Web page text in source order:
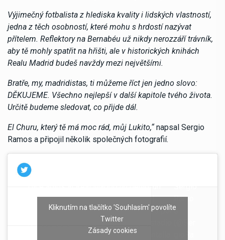
Výjimečný fotbalista z hlediska kvality i lidských vlastností,
jedna z těch osobností, které mohu s hrdostí nazývat
přítelem. Reflektory na Bernabéu už nikdy nerozzáří trávník,
aby tě mohly spatřit na hřišti, ale v historických knihách
Realu Madrid budeš navždy mezi největšími.
Bratře, my, madridistas, ti můžeme říct jen jedno slovo:
DĚKUJEME. Všechno nejlepší v další kapitole tvého života.
Určitě budeme sledovat, co přijde dál.
El Churu, který tě má moc rád, můj Lukito,“napsal Sergio
Ramos a připojil několik společných fotografií.
amigo, un hermano que ha hecho del
fútbol un arte. ​Uno de esos jugadores por
los cuales el madridismo llena el estadio
y el mundo se para delante de la pantalla
Ramo
s
Kliknutím na tlačítko 'Souhlasím' povolíte
Twitter
Zásady cookies